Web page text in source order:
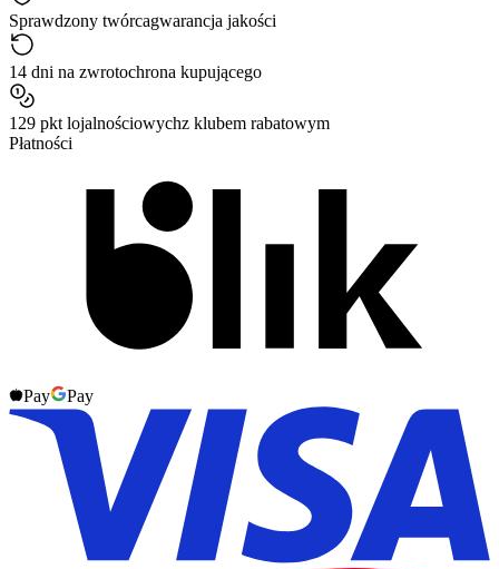
Sprawdzony twórcagwarancja jakości
14 dni na zwrotochrona kupującego
129 pkt lojalnościowychz klubem rabatowym
Płatności
Pay Pay